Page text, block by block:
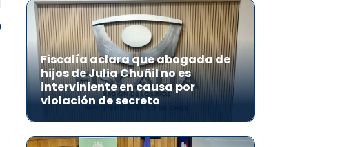
Fiscalía aclara que abogada de
hijos de Julia Chuñil no es
interviniente en causa por
violación de secreto